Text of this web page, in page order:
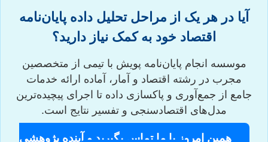
آیا در هر یک از مراحل تحلیل داده پایان‌نامه
اقتصاد خود به کمک نیاز دارید؟
موسسه انجام پایان‌نامه پویش با تیمی از متخصصین
مجرب در رشته اقتصاد و آمار، آماده ارائه خدمات
جامع از جمع‌آوری و پاکسازی داده تا اجرای پیچیده‌ترین
مدل‌های اقتصادسنجی و تفسیر نتایج است.
همین امروز با ما تماس بگیرید و آینده پژوهشی